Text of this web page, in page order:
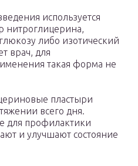
используется
нитроглицерина,
либо изотический
врач, для
такая форма не
пластыри
всего дня.
для профилактики
и улучшают состояние